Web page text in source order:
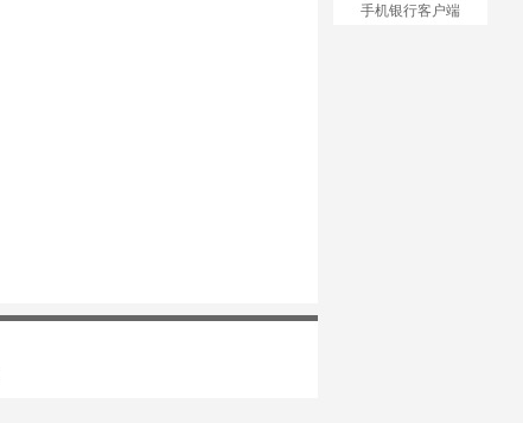
手机银行客户端